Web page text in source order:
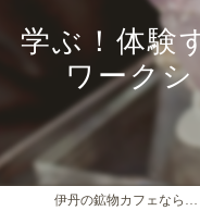
学ぶ！体験
ワーク
伊丹の鉱物カフェなら鉱物＆カフェMineral Muru